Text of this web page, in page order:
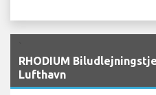
RHODIUM
Lufthavn